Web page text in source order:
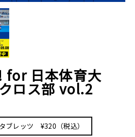
for 日本体育大
ロス部 vol.2
ブレッツ ¥320（税込）